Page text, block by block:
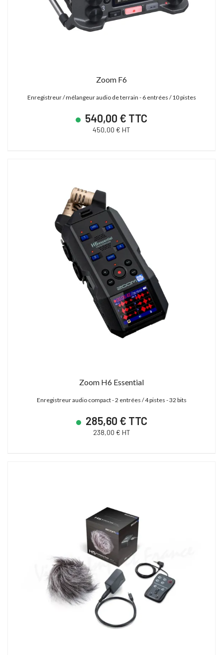
Zoom F6
Enregistreur / mélangeur audio de terrain - 6 entrées / 10 pistes
540,00 € TTC
450,00 € HT
Zoom H6 Essential
Enregistreur audio compact - 2 entrées / 4 pistes - 32 bits
285,60 € TTC
238,00 € HT